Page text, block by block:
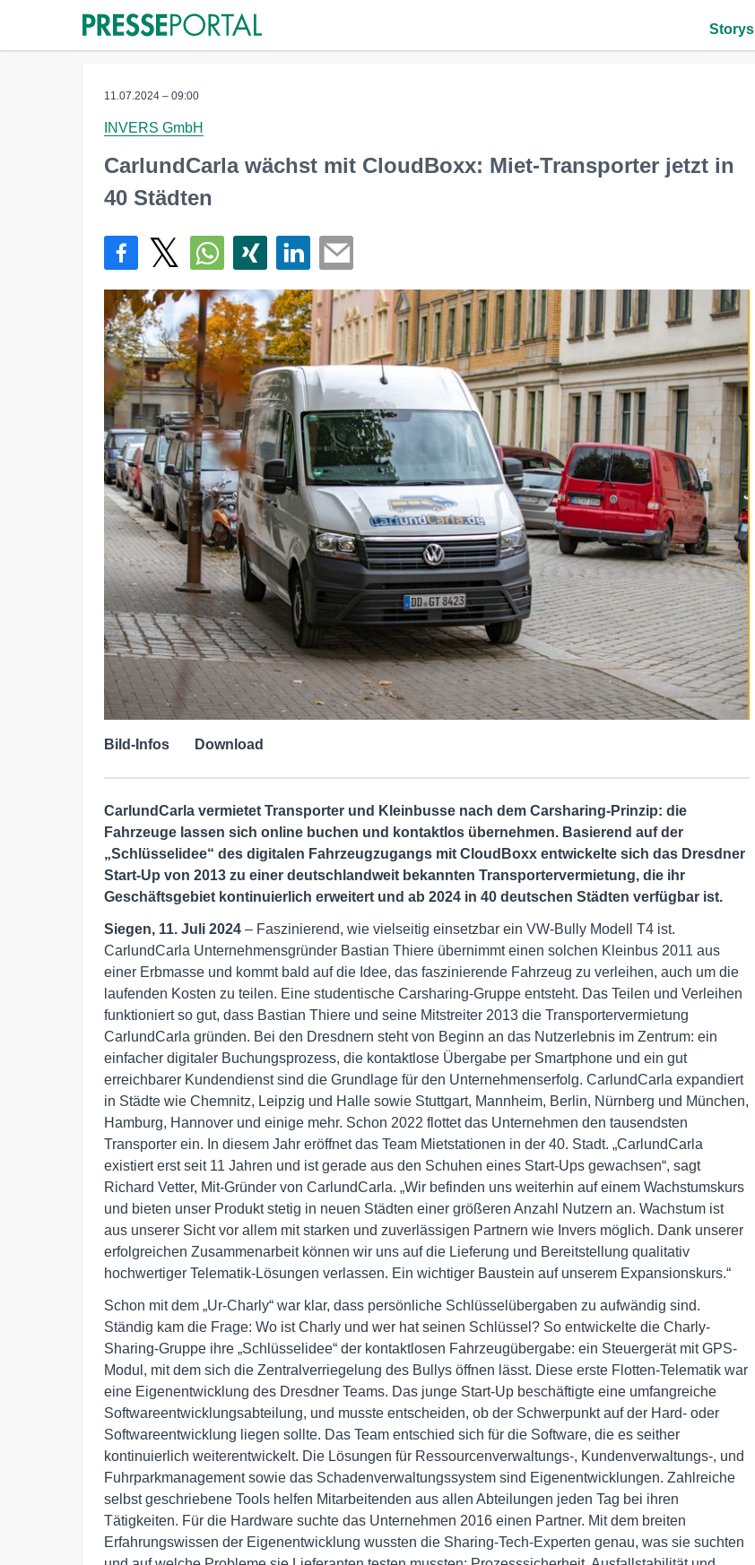
Storys
11.07.2024 – 09:00
INVERS GmbH
CarlundCarla wächst mit CloudBoxx: Miet-Transporter jetzt in
40 Städten
Bild-Infos Download
CarlundCarla vermietet Transporter und Kleinbusse nach dem Carsharing-Prinzip: die
Fahrzeuge lassen sich online buchen und kontaktlos übernehmen. Basierend auf der
„Schlüsselidee“ des digitalen Fahrzeugzugangs mit CloudBoxx entwickelte sich das Dresdner
Start-Up von 2013 zu einer deutschlandweit bekannten Transportervermietung, die ihr
Geschäftsgebiet kontinuierlich erweitert und ab 2024 in 40 deutschen Städten verfügbar ist.
Siegen, 11. Juli 2024 – Faszinierend, wie vielseitig einsetzbar ein VW-Bully Modell T4 ist.
CarlundCarla Unternehmensgründer Bastian Thiere übernimmt einen solchen Kleinbus 2011 aus
einer Erbmasse und kommt bald auf die Idee, das faszinierende Fahrzeug zu verleihen, auch um die
laufenden Kosten zu teilen. Eine studentische Carsharing-Gruppe entsteht. Das Teilen und Verleihen
funktioniert so gut, dass Bastian Thiere und seine Mitstreiter 2013 die Transportervermietung
CarlundCarla gründen. Bei den Dresdnern steht von Beginn an das Nutzerlebnis im Zentrum: ein
einfacher digitaler Buchungsprozess, die kontaktlose Übergabe per Smartphone und ein gut
erreichbarer Kundendienst sind die Grundlage für den Unternehmenserfolg. CarlundCarla expandiert
in Städte wie Chemnitz, Leipzig und Halle sowie Stuttgart, Mannheim, Berlin, Nürnberg und München,
Hamburg, Hannover und einige mehr. Schon 2022 flottet das Unternehmen den tausendsten
Transporter ein. In diesem Jahr eröffnet das Team Mietstationen in der 40. Stadt. „CarlundCarla
existiert erst seit 11 Jahren und ist gerade aus den Schuhen eines Start-Ups gewachsen“, sagt
Richard Vetter, Mit-Gründer von CarlundCarla. „Wir befinden uns weiterhin auf einem Wachstumskurs
und bieten unser Produkt stetig in neuen Städten einer größeren Anzahl Nutzern an. Wachstum ist
aus unserer Sicht vor allem mit starken und zuverlässigen Partnern wie Invers möglich. Dank unserer
erfolgreichen Zusammenarbeit können wir uns auf die Lieferung und Bereitstellung qualitativ
hochwertiger Telematik-Lösungen verlassen. Ein wichtiger Baustein auf unserem Expansionskurs.“
Schon mit dem „Ur-Charly“ war klar, dass persönliche Schlüsselübergaben zu aufwändig sind.
Ständig kam die Frage: Wo ist Charly und wer hat seinen Schlüssel? So entwickelte die Charly-
Sharing-Gruppe ihre „Schlüsselidee“ der kontaktlosen Fahrzeugübergabe: ein Steuergerät mit GPS-
Modul, mit dem sich die Zentralverriegelung des Bullys öffnen lässt. Diese erste Flotten-Telematik war
eine Eigenentwicklung des Dresdner Teams. Das junge Start-Up beschäftigte eine umfangreiche
Softwareentwicklungsabteilung, und musste entscheiden, ob der Schwerpunkt auf der Hard- oder
Softwareentwicklung liegen sollte. Das Team entschied sich für die Software, die es seither
kontinuierlich weiterentwickelt. Die Lösungen für Ressourcenverwaltungs-, Kundenverwaltungs-, und
Fuhrparkmanagement sowie das Schadenverwaltungssystem sind Eigenentwicklungen. Zahlreiche
selbst geschriebene Tools helfen Mitarbeitenden aus allen Abteilungen jeden Tag bei ihren
Tätigkeiten. Für die Hardware suchte das Unternehmen 2016 einen Partner. Mit dem breiten
Erfahrungswissen der Eigenentwicklung wussten die Sharing-Tech-Experten genau, was sie suchten